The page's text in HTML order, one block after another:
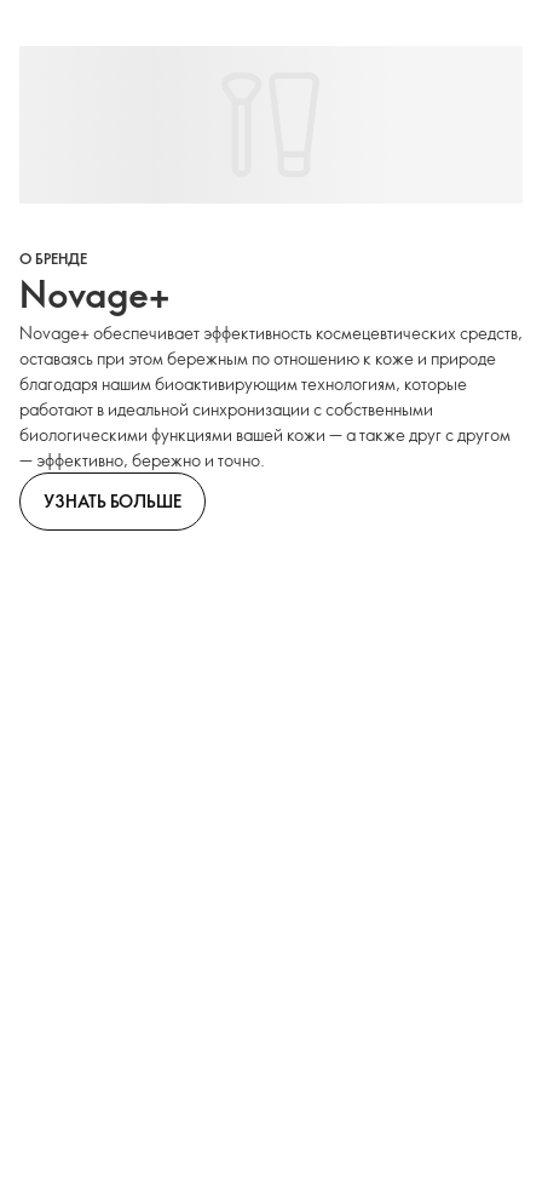
О БРЕНДЕ
Novage+
Novage+ обеспечивает эффективность космецевтических средств,
оставаясь при этом бережным по отношению к коже и природе
благодаря нашим биоактивирующим технологиям, которые
работают в идеальной синхронизации с собственными
биологическими функциями вашей кожи — а также друг с другом
— эффективно, бережно и точно.
УЗНАТЬ БОЛЬШЕ